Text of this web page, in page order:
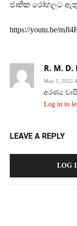
ජාතික රෝහලට
https://youtu.be/
R. M. D.
May 1, 2022
අරණ්‍ය
Log in to
LEAVE A REPLY
LOG